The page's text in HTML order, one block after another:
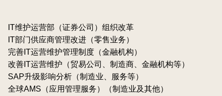
IT维护运营部（证券公司）组织改革
IT部门供应商管理改进（零售业务）
完善IT运营维护管理制度（金融机构）
改善IT运营维护（贸易公司、制造商、金融机构等）
SAP升级影响分析（制造业、服务等）
全球AMS（应用管理服务）（制造业及其他）